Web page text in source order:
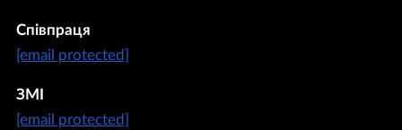
Співпраця
[email protected]
ЗМІ
[email protected]